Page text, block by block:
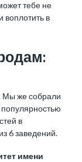
тебе не
в
Мы же собрали
в
6 заведений.
имени